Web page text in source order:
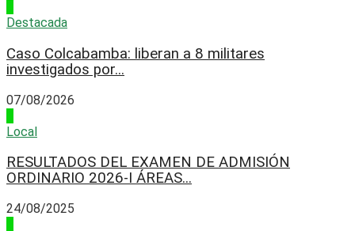
Destacada
Caso Colcabamba: liberan a 8 militares
investigados por...
07/08/2026
Local
RESULTADOS DEL EXAMEN DE ADMISIÓN
ORDINARIO 2026-I ÁREAS...
24/08/2025